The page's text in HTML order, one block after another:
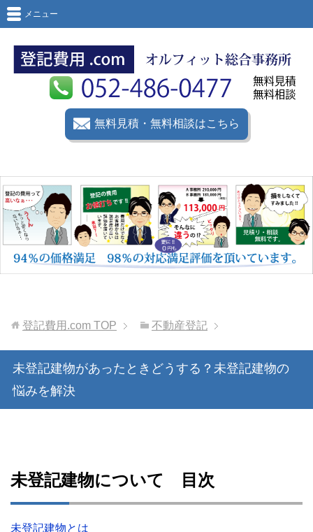
無料見積・無料相談はこちら
メニュー
登記費用.com TOP 不動産登記
未登記建物があったときどうする？未登記建物の
悩みを解決
未登記建物について 目次
未登記建物とは